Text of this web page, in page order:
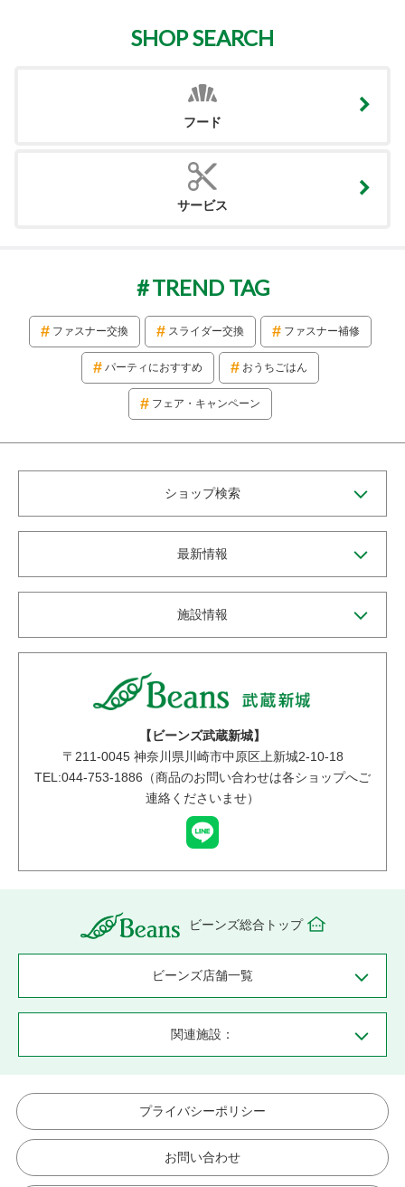
SHOP SEARCH
フード
サービス
TREND TAG
ファスナー交換 スライダー交換 ファスナー補修
パーティにおすすめ おうちごはん
フェア・キャンペーン
ショップ検索
最新情報
施設情報
【ビーンズ武蔵新城】
〒 211-0045神奈川県川崎市中原区上新城2-10-18
TEL:044-753-1886（商品のお問い合わせは各ショップへご
連絡くださいませ）
ビーンズ総合トップ
ビーンズ店舗一覧
関連施設：
プライバシーポリシー
お問い合わせ